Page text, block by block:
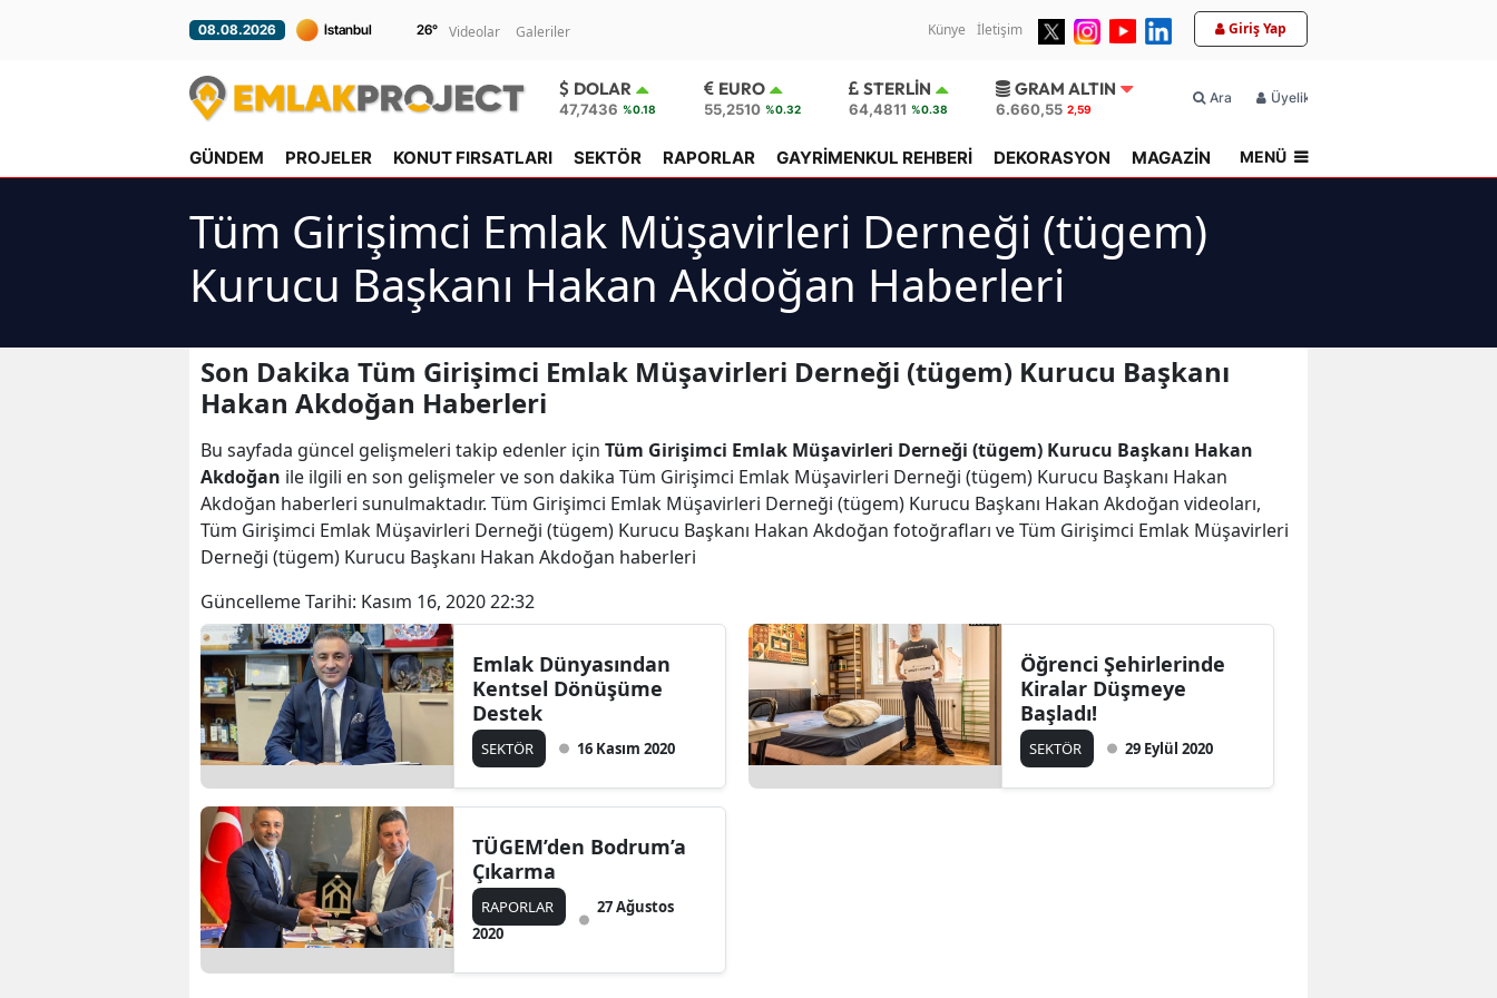
08.08.2026 26° Videolar Galeriler Künye İletişim Giriş Yap
DOLAR
47,7436 %0.18
EURO
55,2510 %0.32
STERLIN
64,4811 %0.38
GRAM ALTIN
6.660,55 2,59
Ara Üyelik
GÜNDEM PROJELER KONUT FIRSATLARI SEKTÖR RAPORLAR GAYRİMENKUL REHBERİ DEKORASYON MAGAZİN TOPLU KONUT
MENÜ
Tüm Girişimci Emlak Müşavirleri Derneği (tügem)
Kurucu Başkanı Hakan Akdoğan Haberleri
Son Dakika Tüm Girişimci Emlak Müşavirleri Derneği (tügem) Kurucu Başkanı
Hakan Akdoğan Haberleri
Bu sayfada güncel gelişmeleri takip edenler için Tüm Girişimci Emlak Müşavirleri Derneği (tügem) Kurucu Başkanı Hakan
Akdoğan ile ilgili en son gelişmeler ve son dakika Tüm Girişimci Emlak Müşavirleri Derneği (tügem) Kurucu Başkanı Hakan
Akdoğan haberleri sunulmaktadır. Tüm Girişimci Emlak Müşavirleri Derneği (tügem) Kurucu Başkanı Hakan Akdoğan videoları,
Tüm Girişimci Emlak Müşavirleri Derneği (tügem) Kurucu Başkanı Hakan Akdoğan fotoğrafları ve Tüm Girişimci Emlak Müşavirleri
Derneği (tügem) Kurucu Başkanı Hakan Akdoğan haberleri
Güncelleme Tarihi: Kasım 16, 2020 22:32
Emlak Dünyasından
Kentsel Dönüşüme
Destek
SEKTÖR 16 Kasım 2020
Öğrenci Şehirlerinde
Kiralar Düşmeye
Başladı!
SEKTÖR 29 Eylül 2020
TÜGEM’den Bodrum’a
Çıkarma
RAPORLAR
27 Ağustos
2020